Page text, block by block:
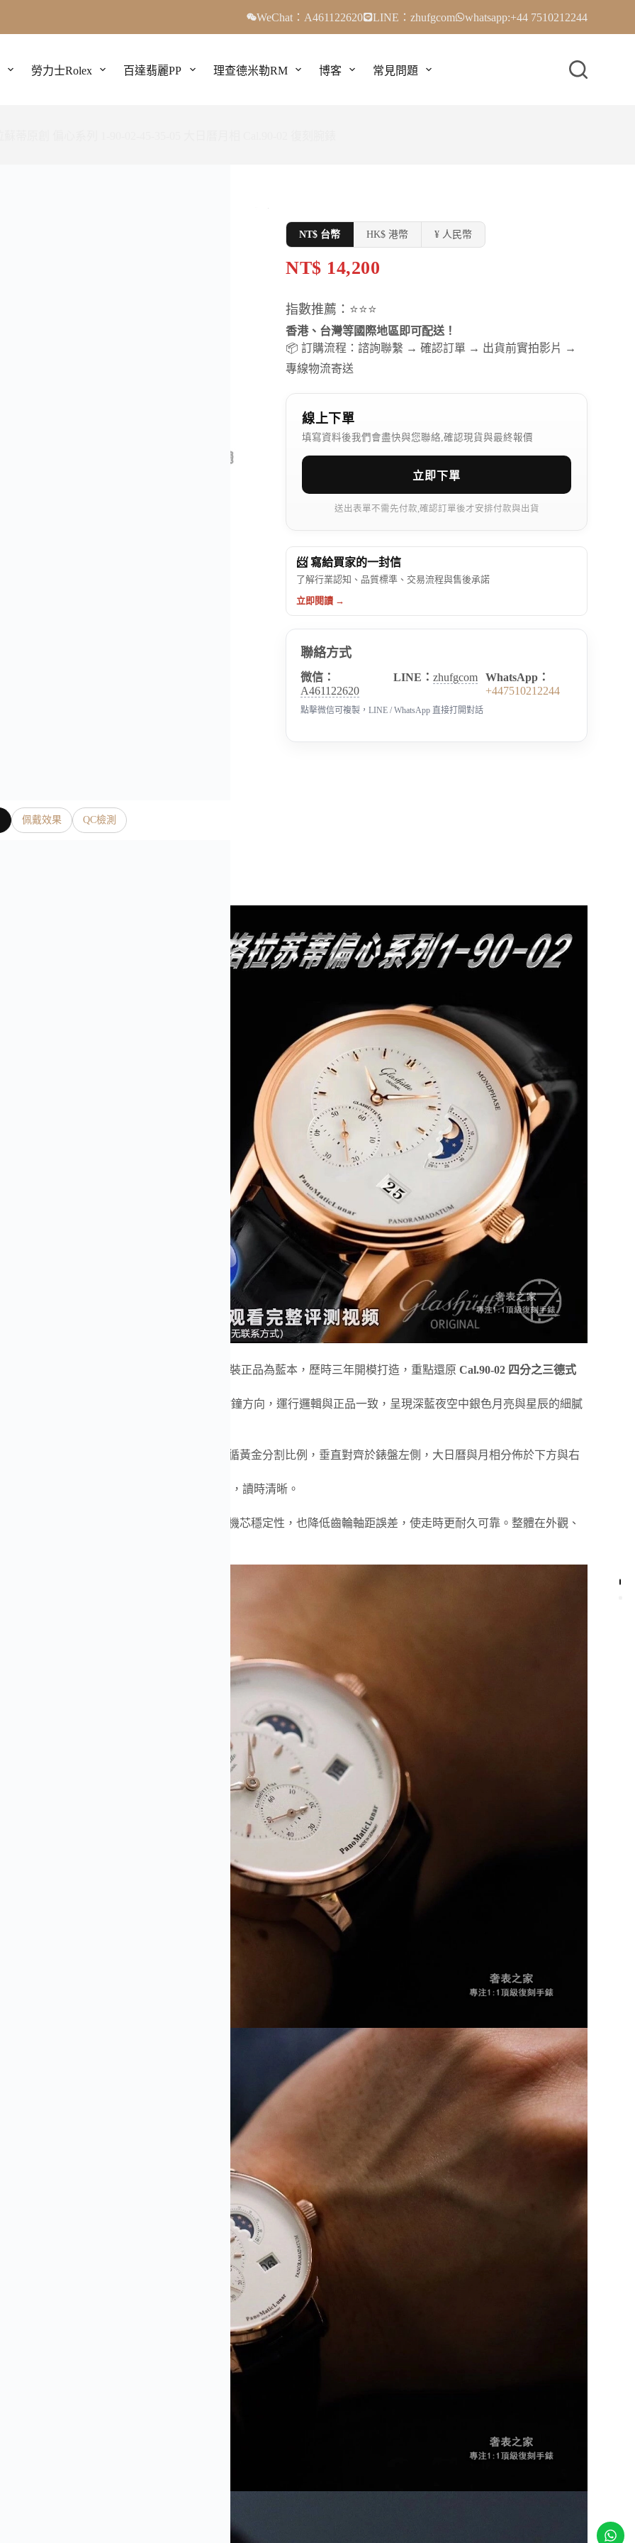
WeChat：A461122620 LINE：zhufgcom whatsapp:+44 7510212244
勞力士Rolex 百達翡麗PP 理查德米勒RM 博客 常見問題
NT$ 台幣 HK$ 港幣 ¥ 人民幣
NT$ 14,200
指數推薦：⭐⭐⭐
香港、台灣等國際地區即可配送！
📦 訂購流程：諮詢聯繫 → 確認訂單 → 出貨前實拍影片 →
專線物流寄送
線上下單
填寫資料後我們會盡快與您聯絡,確認現貨與最終報價
立即下單
送出表單不需先付款,確認訂單後才安排付款與出貨
📨 寫給買家的一封信
了解行業認知、品質標準、交易流程與售後承諾
立即閱讀 →
聯絡方式
微信：
A461122620
LINE： zhufgcom
WhatsApp：
+447510212244
點擊微信可複製，LINE / WhatsApp 直接打開對話
佩戴效果 QC檢測
，以原裝正品為藍本，歷時三年開模打造，重點還原 Cal.90-02 四分之三德式
，月相位於 2 點鐘方向，運行邏輯與正品一致，呈現深藍夜空中銀色月亮與星辰的細膩
錶徑配合偏心式盤面佈局，時分盤與小秒盤遵循黃金分割比例，垂直對齊於錶盤左側，大日曆與月相分佈於下方與右
火指針搭配鍍銠銀色刻度，在光線下對比鮮明，讀時清晰。
，該結構不僅提升機芯穩定性，也降低齒輪軸距誤差，使走時更耐久可靠。整體在外觀、